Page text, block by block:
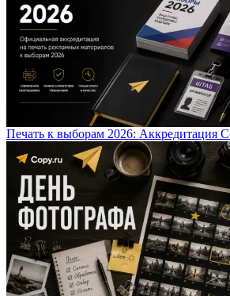
Печать к выборам 2026: Аккредитация